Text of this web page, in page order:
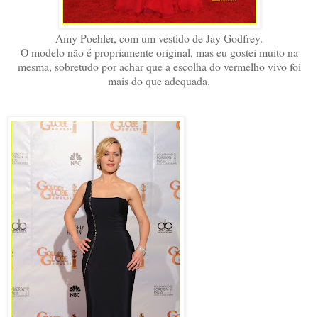
Amy Poehler, com um vestido de Jay Godfrey.
O modelo não é propriamente original, mas eu gostei muito na
mesma, sobretudo por achar que a escolha do vermelho vivo foi
mais do que adequada.